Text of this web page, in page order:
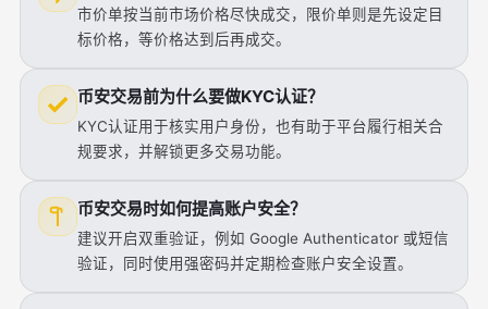
市价单按当前市场价格尽快成交，限价单则是先设定目
标价格，等价格达到后再成交。
币安交易前为什么要做KYC认证？
KYC认证用于核实用户身份，也有助于平台履行相关合
规要求，并解锁更多交易功能。
币安交易时如何提高账户安全？
建议开启双重验证，例如 Google Authenticator 或短信
验证，同时使用强密码并定期检查账户安全设置。